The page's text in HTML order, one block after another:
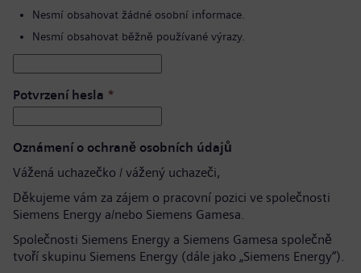
Nesmí obsahovat žádné osobní informace.
Nesmí obsahovat běžně používané výrazy.
Potvrzení hesla *
Oznámení o ochraně osobních údajů
Vážená uchazečko / vážený uchazeči,
Děkujeme vám za zájem o pracovní pozici ve společnosti
Siemens Energy a/nebo Siemens Gamesa.
Společnosti Siemens Energy a Siemens Gamesa společně
tvoří skupinu Siemens Energy (dále jako „Siemens Energy“).